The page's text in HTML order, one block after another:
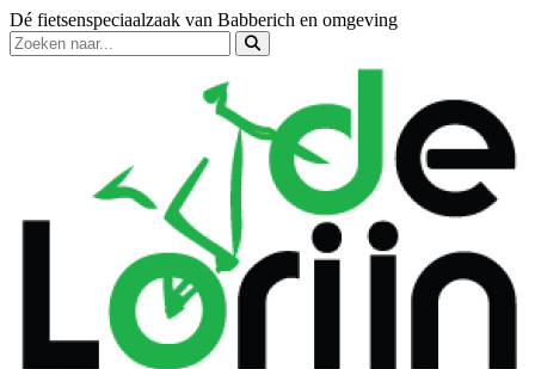
Dé fietsenspeciaalzaak van Babberich en omgeving